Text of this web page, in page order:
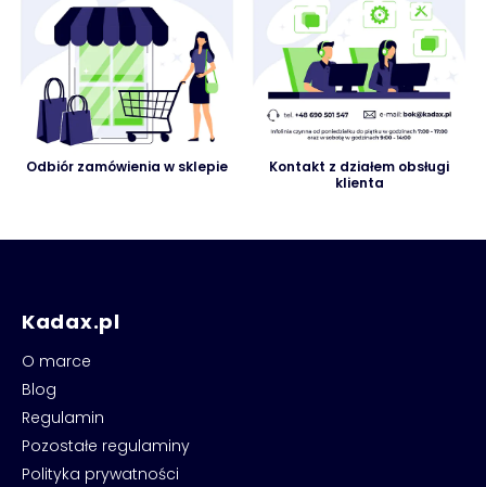
Odbiór zamówienia w sklepie
Kontakt z działem obsługi
klienta
Kadax.pl
O marce
Blog
Regulamin
Pozostałe regulaminy
Polityka prywatności